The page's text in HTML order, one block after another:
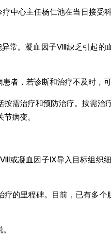
中心主任杨仁池在当日接受
常。凝血因子Ⅷ缺乏引起的
者，若诊断和治疗不及时，
需治疗和预防治疗。按需
病变。
凝血因子Ⅸ导入目标组织
的里程碑。目前，已有多